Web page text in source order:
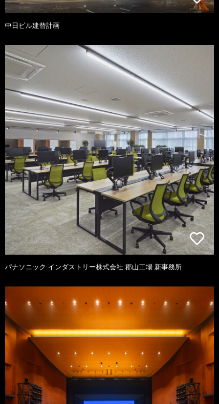
中日ビル建替計画
パナソニック インダストリー株式会社 郡山工場 新事務所